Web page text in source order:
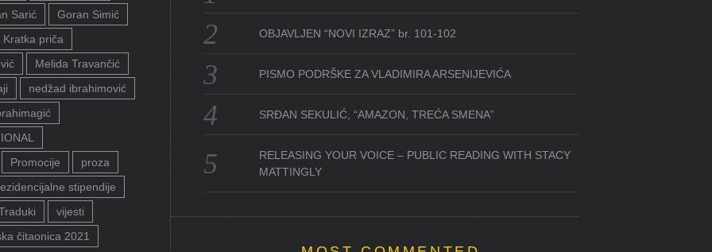
Sarić
Goran Simić
Kratka priča
Melida Travančić
nedžad ibrahimović
Promocije
proza
stipendije
vijesti
čitaonica 2021
OBJAVLJEN “NOVI IZRAZ” br. 101-102
PISMO PODRŠKE ZA VLADIMIRA ARSENIJEVIĆA
SRĐAN SEKULIĆ, “AMAZON, TREĆA SMENA”
RELEASING YOUR VOICE – PUBLIC READING WITH STACY
MATTINGLY